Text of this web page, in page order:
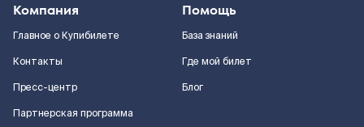
Компания
Главное о Купибилете
Контакты
Пресс-центр
Партнерская программа
Помощь
База знаний
Где мой билет
Блог